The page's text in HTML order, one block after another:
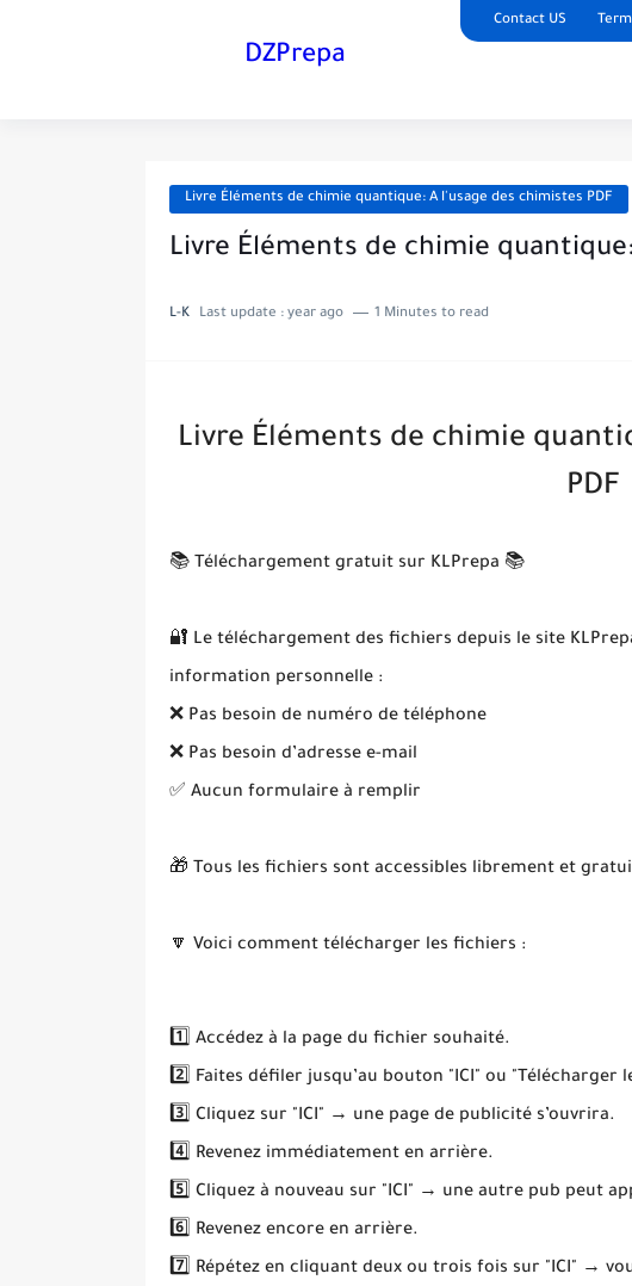
Contact US
DZPrepa
Livre Éléments de chimie quantique: A l'usage des chimistes PDF
Livre Éléments de chimie
L-K Last update : year ago 1 Minutes to read
Livre Éléments de chimie
PDF
📚 Téléchargement gratuit sur KLPrepa 📚
🔐 Le téléchargement des fichiers depuis le site
information personnelle :
❌ Pas besoin de numéro de téléphone
❌ Pas besoin d’adresse e-mail
✅ Aucun formulaire à remplir
🎁 Tous les fichiers sont accessibles librement et
🔽 Voici comment télécharger les fichiers :
1️⃣ Accédez à la page du fichier souhaité.
2️⃣ Faites défiler jusqu’au bouton "ICI" ou "Télécharger
3️⃣ Cliquez sur "ICI" → une page de publicité s’ouvrira.
4️⃣ Revenez immédiatement en arrière.
5️⃣ Cliquez à nouveau sur "ICI" → une autre pub peut
6️⃣ Revenez encore en arrière.
7️⃣ Répétez en cliquant deux ou trois fois sur "ICI" →